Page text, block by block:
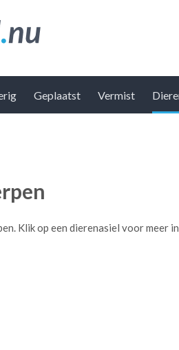
Geplaatst Vermist
Klik op een dierenasiel voor meer